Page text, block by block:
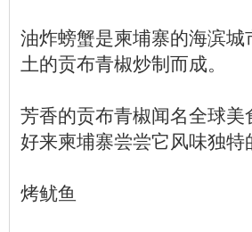
油炸螃蟹是柬埔寨的海滨
土的贡布青椒炒制而成。
芳香的贡布青椒闻名全球
好来柬埔寨尝尝它风味独特
烤鱿鱼